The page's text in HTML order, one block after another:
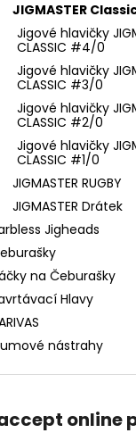
JIGMASTER
Jigové hlavičky
CLASSIC #4/0
Jigové hlavičky
CLASSIC #3/0
Jigové hlavičky
CLASSIC #2/0
Jigové hlavičky
CLASSIC #1/0
JIGMASTER RUGBY
JIGMASTER Drátek
Jigheads
na Čeburašky
Hlavy
nástrahy
online
POD PRUT - 30